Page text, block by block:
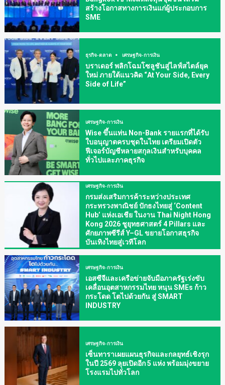
สร้างโอกาสทางการเงินแก่ผู้ประกอบการ
SME
ธุรกิจ-ตลาด เศรษฐกิจ-การเงิน
บราเดอร์ พลิกโฉมโซลูชันสู่ไลฟ์สไตล์ยุค
ใหม่ ภายใต้แนวคิด “At Your Side, Every
Side of Life”
เศรษฐกิจ-การเงิน
Wise ขึ้นแท่น Non-Bank รายแรกที่ได้รับ
ใบอนุญาตครบชุดในไทย เตรียมเปิดตัว
ฟีเจอร์บัญชีหลายสกุลเงินสำหรับบุคคล
ทั่วไปและภาคธุรกิจ
เศรษฐกิจ-การเงิน
กรมส่งเสริมการค้าระหว่างประเทศ
กระทรวงพาณิชย์ ปักธงไทยสู่ ‘Content
Hub’ แห่งเอเชีย ในงาน Thai Night Hong
Kong 2026 ชูยุทธศาสตร์ 4 Pillars และ
ศักยภาพซีรีส์ Y–GL ขยายโอกาสธุรกิจ
บันเทิงไทยสู่เวทีโลก
เศรษฐกิจ-การเงิน
เอสซีจีและเครือข่ายจับมือภาครัฐเร่งขับ
เคลื่อนอุตสาหกรรมไทย หนุน SMEs ก้าว
กระโดด โตไปด้วยกัน สู่ SMART
INDUSTRY
เศรษฐกิจ-การเงิน
เซ็นทาราเผยแผนธุรกิจและกลยุทธ์เชิงรุก
ในปี 2569 ลุยเปิดอีก 5 แห่ง พร้อมมุ่งขยาย
โรงแรมไปทั่วโลก